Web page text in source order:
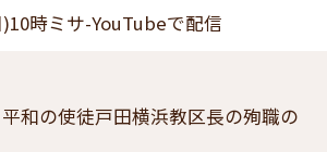
時ミサ-YouTubeで配信
和の使徒戸田横浜教区長の殉職の